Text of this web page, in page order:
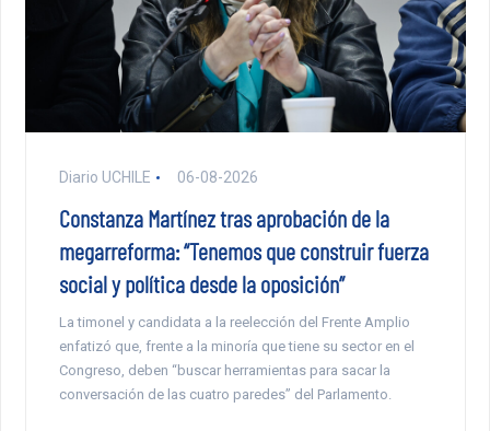
Diario UCHILE 06-08-2026
Constanza Martínez tras aprobación de la
megarreforma: “Tenemos que construir fuerza
social y política desde la oposición”
La timonel y candidata a la reelección del Frente Amplio
enfatizó que, frente a la minoría que tiene su sector en el
Congreso, deben “buscar herramientas para sacar la
conversación de las cuatro paredes” del Parlamento.